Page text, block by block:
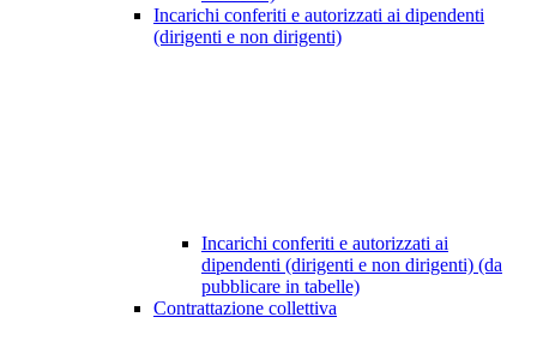
Incarichi conferiti e autorizzati ai dipendenti
(dirigenti e non dirigenti)
Incarichi conferiti e autorizzati ai
dipendenti (dirigenti e non dirigenti) (da
pubblicare in tabelle)
Contrattazione collettiva